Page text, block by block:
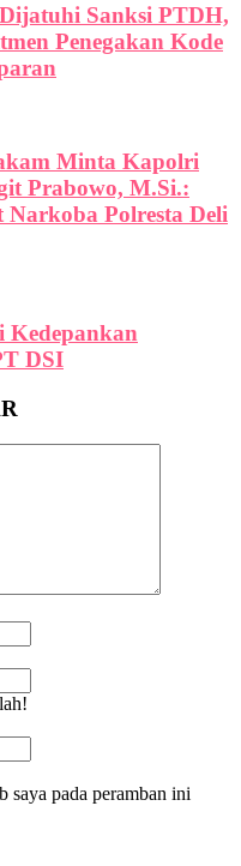
Sanksi PTDH,
Penegakan Kode
Minta Kapolri
Prabowo, M.Si.:
Polresta Deli
Kedepankan
DSI
saya pada peramban ini